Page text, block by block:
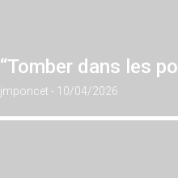
“Tomber dans les
jmponcet 10/04/2026